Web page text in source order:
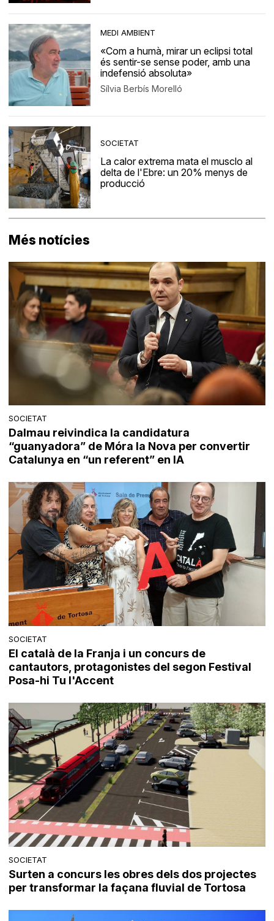
MEDI AMBIENT
«Com a humà, mirar un eclipsi total
és sentir-se sense poder, amb una
indefensió absoluta»
Sílvia Berbís Morelló
SOCIETAT
La calor extrema mata el musclo al
delta de l'Ebre: un 20% menys de
producció
Més notícies
SOCIETAT
Dalmau reivindica la candidatura
“guanyadora” de Móra la Nova per convertir
Catalunya en “un referent” en IA
SOCIETAT
El català de la Franja i un concurs de
cantautors, protagonistes del segon Festival
Posa-hi Tu l'Accent
SOCIETAT
Surten a concurs les obres dels dos projectes
per transformar la façana fluvial de Tortosa